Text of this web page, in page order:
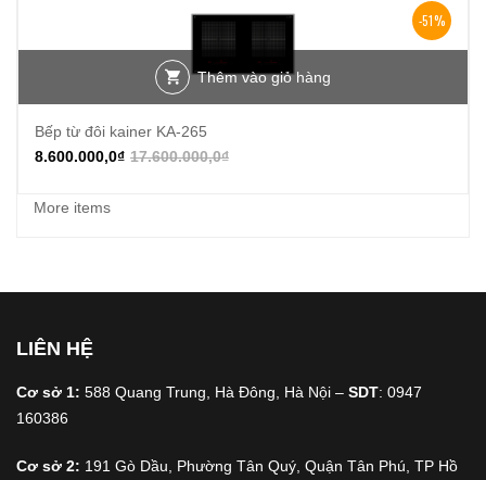
-51%
Thêm vào giỏ hàng
Bếp từ đôi kainer KA-265
17.600.000,0₫
8.600.000,0₫
More items
LIÊN HỆ
Cơ sở 1: 588 Quang Trung, Hà Đông, Hà Nội – SDT: 0947
160386
Cơ sở 2: 191 Gò Dầu, Phường Tân Quý, Quận Tân Phú, TP Hồ